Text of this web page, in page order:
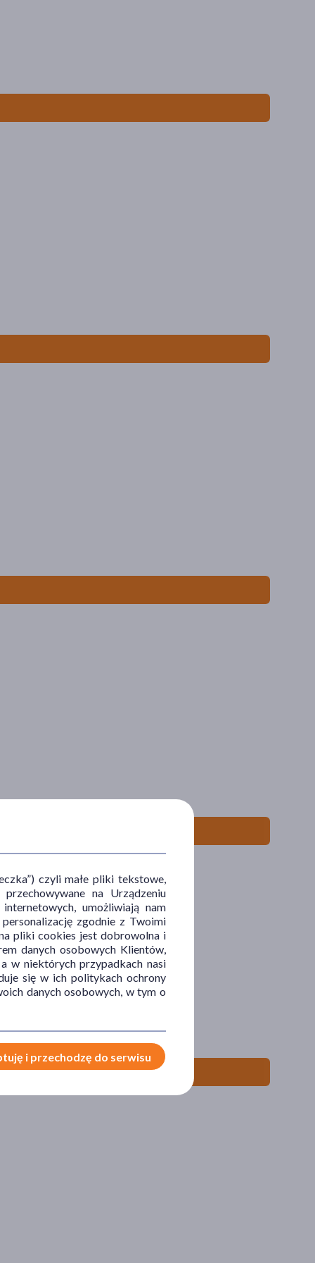
czyli małe pliki tekstowe,
na Urządzeniu
umożliwiają nam
zgodnie z Twoimi
pliki cookies jest dobrowolna i
danych osobowych Klientów,
w niektórych przypadkach nasi
się w ich politykach ochrony
danych osobowych, w tym o
i przechodzę do serwisu